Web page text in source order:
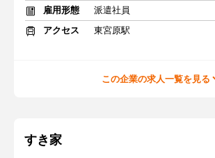
雇用形態
派遣社員
アクセス
東宮原駅
この企業の求人一覧を見る
すき家